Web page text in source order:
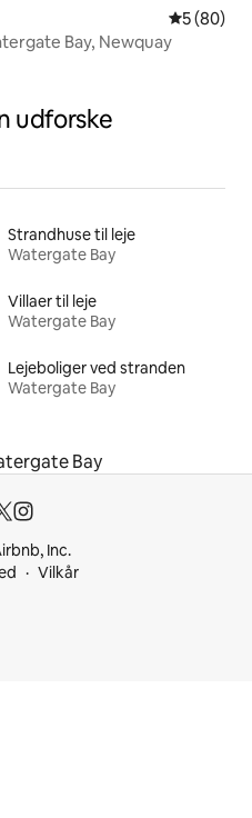
5 ud af 5 i
5 (80)
Bay, Newquay
udforske
Strandhuse til leje
Watergate Bay
Villaer til leje
Watergate Bay
Lejeboliger ved stranden
Watergate Bay
Bay
Inc.
Vilkår